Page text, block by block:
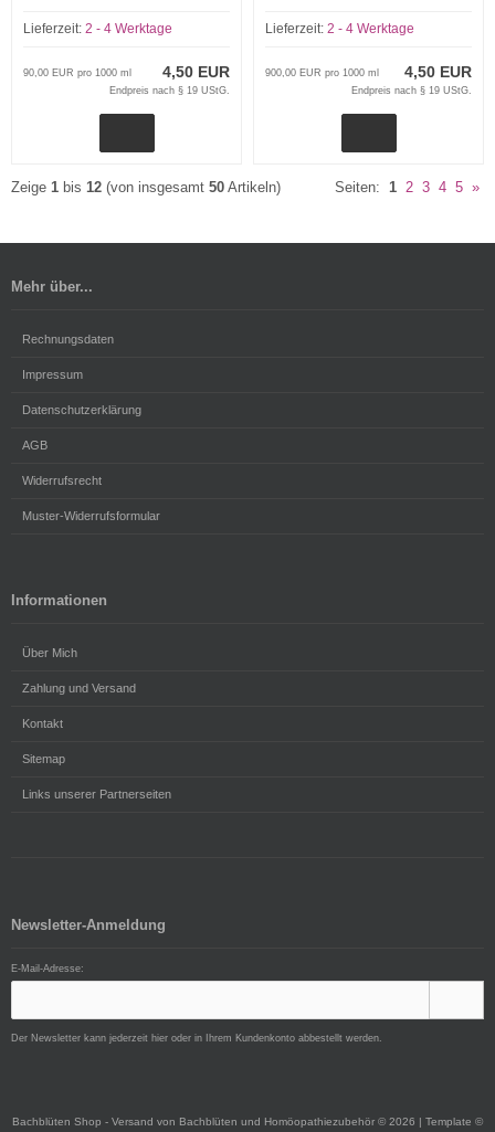
Lieferzeit: 2 - 4 Werktage
4,50 EUR
90,00 EUR pro 1000 ml
Endpreis nach § 19 UStG.
Lieferzeit: 2 - 4 Werktage
4,50 EUR
900,00 EUR pro 1000 ml
Endpreis nach § 19 UStG.
Zeige 1 bis 12 (von insgesamt 50 Artikeln) Seiten: 1 2 3 4 5 »
Mehr über...
Rechnungsdaten
Impressum
Datenschutzerklärung
AGB
Widerrufsrecht
Muster-Widerrufsformular
Informationen
Über Mich
Zahlung und Versand
Kontakt
Sitemap
Links unserer Partnerseiten
Newsletter-Anmeldung
E-Mail-Adresse:
Der Newsletter kann jederzeit hier oder in Ihrem Kundenkonto abbestellt werden.
Bachblüten Shop - Versand von Bachblüten und Homöopathiezubehör © 2026 | Template ©